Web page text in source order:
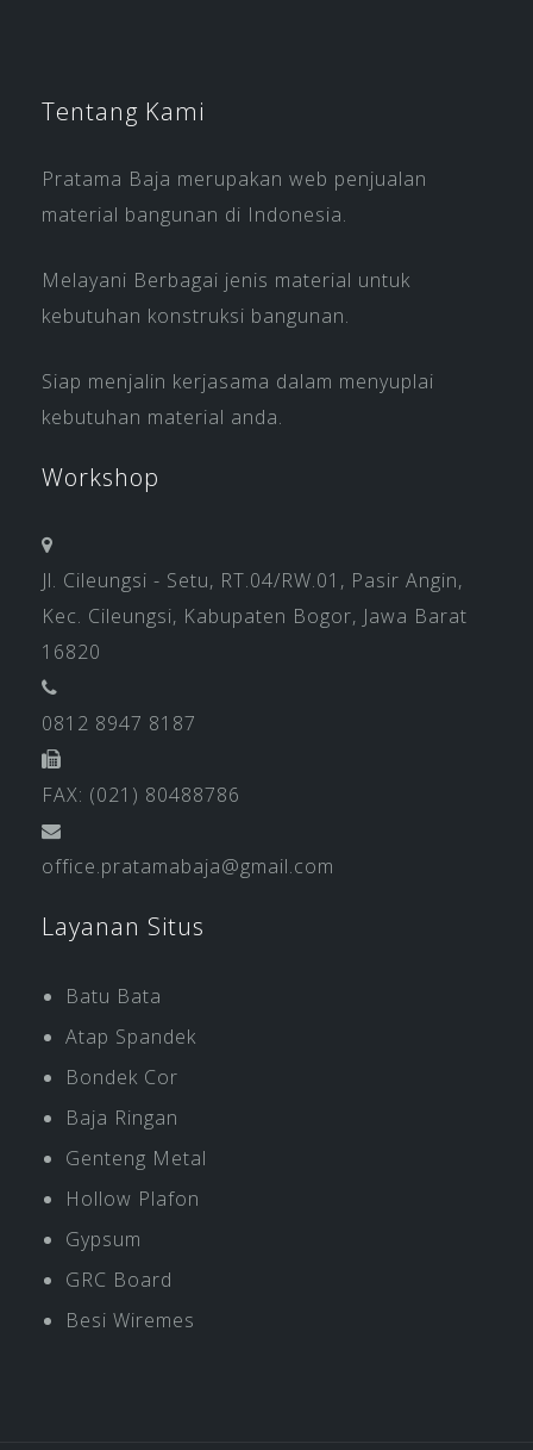
Tentang Kami
Pratama Baja merupakan web penjualan
material bangunan di Indonesia.
Melayani Berbagai jenis material untuk
kebutuhan konstruksi bangunan.
Siap menjalin kerjasama dalam menyuplai
kebutuhan material anda.
Workshop
Jl. Cileungsi - Setu, RT.04/RW.01, Pasir Angin,
Kec. Cileungsi, Kabupaten Bogor, Jawa Barat
16820
0812 8947 8187
FAX: (021) 80488786
office.pratamabaja@gmail.com
Layanan Situs
Batu Bata
Atap Spandek
Bondek Cor
Baja Ringan
Genteng Metal
Hollow Plafon
Gypsum
GRC Board
Besi Wiremes